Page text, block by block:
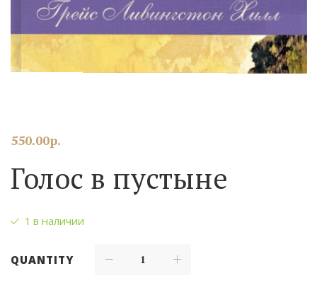
550.00р.
Голос в пустыне
1 в наличии
QUANTITY